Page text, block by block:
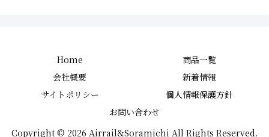
Home
商品一覧
会社概要
新着情報
サイトポリシー
個人情報保護方針
お問い合わせ
Copyright © 2026 Airrail&Soramichi All Rights Reserved.